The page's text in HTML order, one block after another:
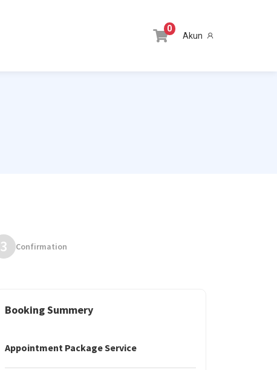
0
Akun
3 Confirmation
Booking Summery
Appointment Package Service